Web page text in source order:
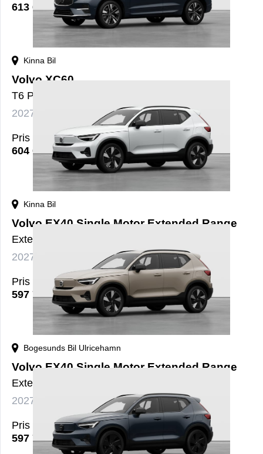
613 600 kr
Kinna Bil
Volvo XC60
T6 Plus Bright Nordic Edition
2027
Automat nybil
Pris
604 000 kr
Kinna Bil
Volvo EX40 Single Motor Extended Range
ExtendedRange Plus SE
2027
nybil
Pris
597 700 kr
Bogesunds Bil Ulricehamn
Volvo EX40 Single Motor Extended Range
ExtendedRange Plus SE
2027
nybil
Pris
597 700 kr